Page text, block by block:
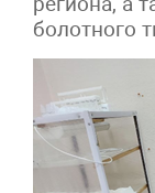
болотного